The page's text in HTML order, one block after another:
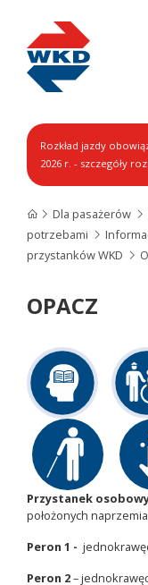
Rozkład jazdy
2026 r. - szczegóły
Dla pasażerów
potrzebami
przystanków WKD
OPACZ
Przystanek
położonych
Peron 1 -
Peron 2–